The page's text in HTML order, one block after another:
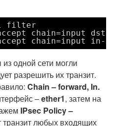
filter
chain=input dst-
chain=input in-
одной сети могли
разрешить их транзит.
Chain – forward, In.
–ether1, затем на
IPsec Policy –
транзит любых входящих